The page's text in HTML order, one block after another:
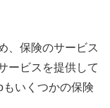
、保険のサービス
ービスを提供して
いくつかの保険